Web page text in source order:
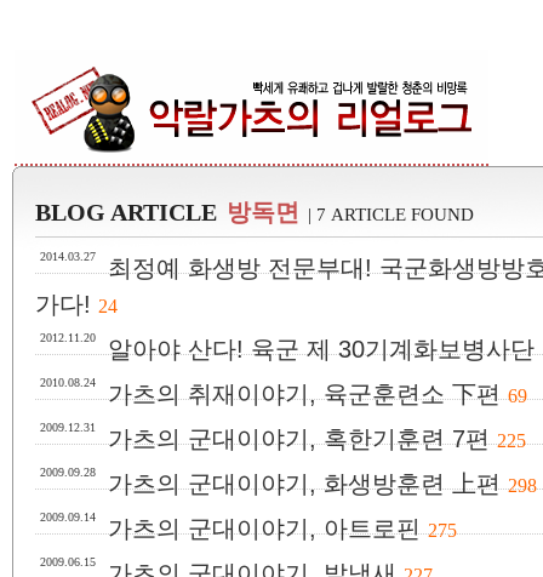
BLOG ARTICLE 방독면 | 7 ARTICLE FOUND
2014.03.27
최정예 화생방 전문부대! 국군화생방방
가다! 24
2012.11.20 알아야 산다! 육군 제 30기계화보병사
2010.08.24 가츠의 취재이야기, 육군훈련소 下편 69
2009.12.31 가츠의 군대이야기, 혹한기훈련 7편 225
2009.09.28 가츠의 군대이야기, 화생방훈련 上편 298
2009.09.14 가츠의 군대이야기, 아트로핀 275
2009.06.15